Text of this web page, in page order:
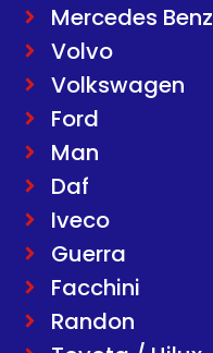
Mercedes Benz
Volvo
Volkswagen
Ford
Man
Daf
Iveco
Guerra
Facchini
Randon